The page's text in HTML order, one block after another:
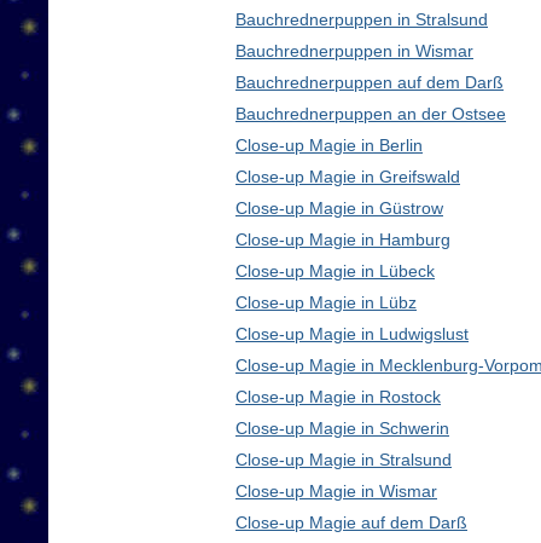
Bauchrednerpuppen in Stralsund
Bauchrednerpuppen in Wismar
Bauchrednerpuppen auf dem Darß
Bauchrednerpuppen an der Ostsee
Close-up Magie in Berlin
Close-up Magie in Greifswald
Close-up Magie in Güstrow
Close-up Magie in Hamburg
Close-up Magie in Lübeck
Close-up Magie in Lübz
Close-up Magie in Ludwigslust
Close-up Magie in Mecklenburg-
Close-up Magie in Rostock
Close-up Magie in Schwerin
Close-up Magie in Stralsund
Close-up Magie in Wismar
Close-up Magie auf dem Darß